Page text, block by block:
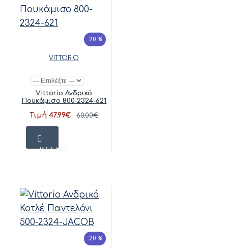
-20 %
VITTORIO
Vittorio Ανδρικό
Πουκάμισο 800-2324-621
Τιμή 47.99€ 60.00€
ΚΑΛΆΘΙ
-20 %